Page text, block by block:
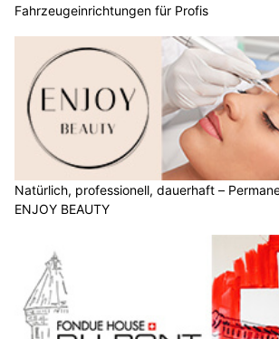
Fahrzeugeinrichtungen für Profis
Natürlich, professionell, dauerhaft –
ENJOY BEAUTY